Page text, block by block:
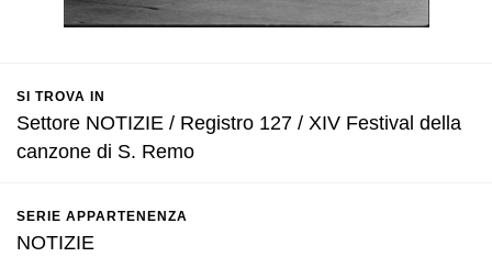
SI TROVA IN
Settore NOTIZIE / Registro 127 / XIV Festival della
canzone di S. Remo
SERIE APPARTENENZA
NOTIZIE